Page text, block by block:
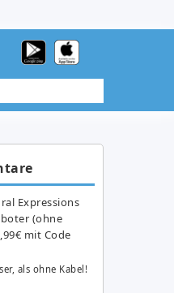
Expressions
(ohne
mit Code
als ohne Kabel!